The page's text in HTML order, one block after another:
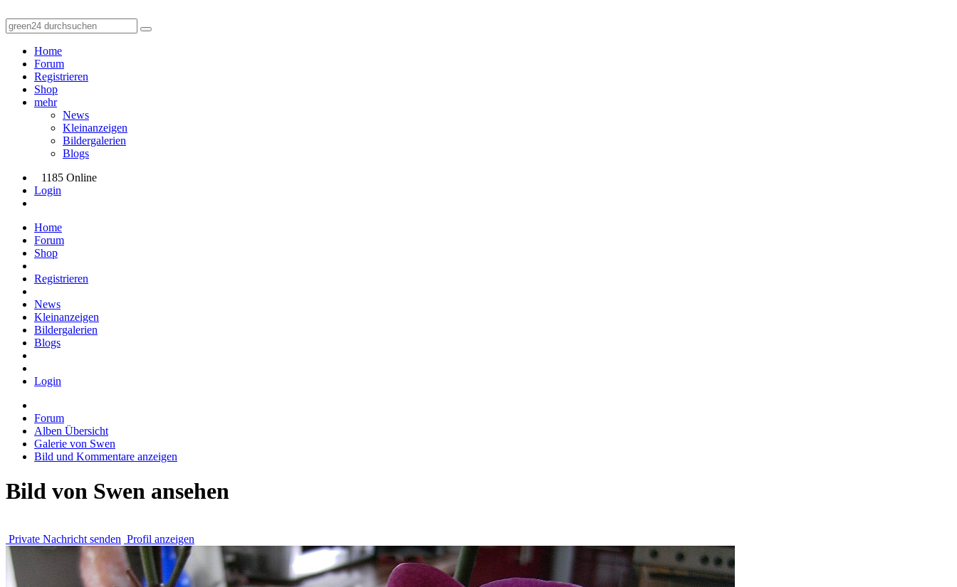
Home
Forum
Registrieren
Shop
mehr
News
Kleinanzeigen
Bildergalerien
Blogs
1185 Online
Login
Home
Forum
Shop
Registrieren
News
Kleinanzeigen
Bildergalerien
Blogs
Login
Forum
Alben Übersicht
Galerie von Swen
Bild und Kommentare anzeigen
Bild von Swen ansehen
Private Nachricht senden Profil anzeigen